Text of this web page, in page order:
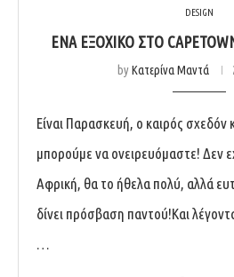
DESIGN
ΕΝΑ ΕΞΟΧΙΚΌ ΣΤΟ
byΚατερίνα Μαντά
Είναι Παρασκευή, ο καιρός σχεδόν
μπορούμε να ονειρευόμαστε! Δεν
Αφρική, θα το ήθελα πολύ, αλλά
δίνει πρόσβαση παντού!Και
…